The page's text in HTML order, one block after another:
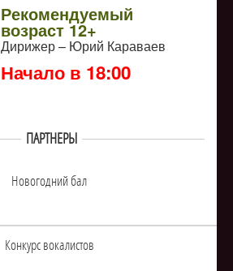
Рекомендуемый
возраст 12+
Дирижер – Юрий Караваев
Начало в 18:00
ПАРТНЕРЫ
Новогодний бал
Конкурс вокалистов